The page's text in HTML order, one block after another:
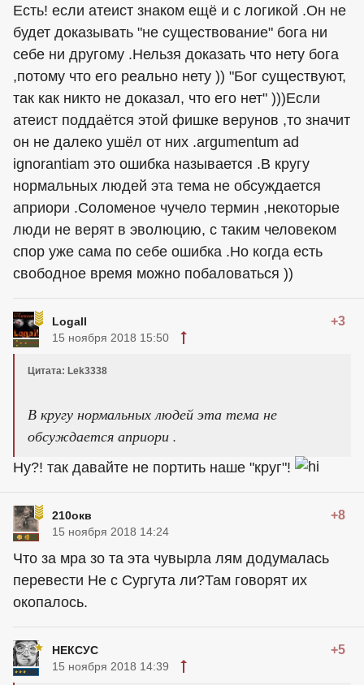
Есть! если атеист знаком ещё и с логикой .Он не
будет доказывать "не существование" бога ни
себе ни другому .Нельзя доказать что нету бога
,потому что его реально нету )) "Бог существуют,
так как никто не доказал, что его нет" )))Если
атеист поддаётся этой фишке верунов ,то значит
он не далеко ушёл от них .argumentum ad
ignorantiam это ошибка называется .В кругу
нормальных людей эта тема не обсуждается
априори .Соломеное чучело термин ,некоторые
люди не верят в эволюцию, с таким человеком
спор уже сама по себе ошибка .Но когда есть
свободное время можно побаловаться ))
Logall +3
15 ноября 2018 15:50
Цитата: Lek3338
В кругу нормальных людей эта тема не
обсуждается априори .
Ну?! так давайте не портить наше "круг"!
210окв +8
15 ноября 2018 14:24
Что за мра зо та эта чувырла лям додумалась
перевести Не с Сургута ли?Там говорят их
окопалось.
НЕКСУС +5
15 ноября 2018 14:39